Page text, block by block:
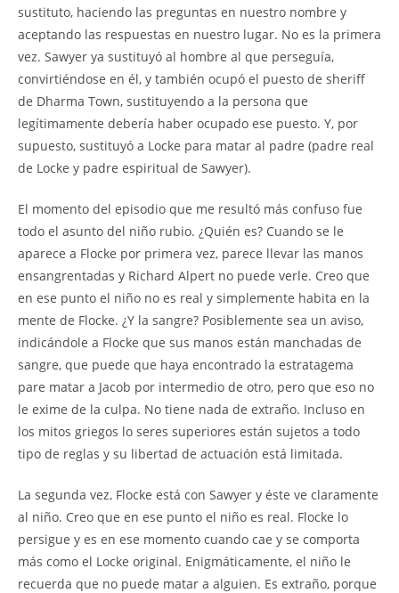
sustituto, haciendo las preguntas en nuestro nombre y
aceptando las respuestas en nuestro lugar. No es la primera
vez. Sawyer ya sustituyó al hombre al que perseguía,
convirtiéndose en él, y también ocupó el puesto de sheriff
de Dharma Town, sustituyendo a la persona que
legítimamente debería haber ocupado ese puesto. Y, por
supuesto, sustituyó a Locke para matar al padre (padre real
de Locke y padre espiritual de Sawyer).
El momento del episodio que me resultó más confuso fue
todo el asunto del niño rubio. ¿Quién es? Cuando se le
aparece a Flocke por primera vez, parece llevar las manos
ensangrentadas y Richard Alpert no puede verle. Creo que
en ese punto el niño no es real y simplemente habita en la
mente de Flocke. ¿Y la sangre? Posiblemente sea un aviso,
indicándole a Flocke que sus manos están manchadas de
sangre, que puede que haya encontrado la estratagema
pare matar a Jacob por intermedio de otro, pero que eso no
le exime de la culpa. No tiene nada de extraño. Incluso en
los mitos griegos lo seres superiores están sujetos a todo
tipo de reglas y su libertad de actuación está limitada.
La segunda vez, Flocke está con Sawyer y éste ve claramente
al niño. Creo que en ese punto el niño es real. Flocke lo
persigue y es en ese momento cuando cae y se comporta
más como el Locke original. Enigmáticamente, el niño le
recuerda que no puede matar a alguien. Es extraño, porque